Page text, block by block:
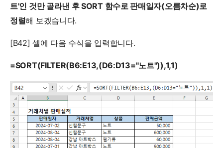
트'인 것만 골라낸 후 SORT 함수로 판매일자(오름차순)로
정렬해 보겠습니다.
[B42] 셀에 다음 수식을 입력합니다.
=SORT(FILTER(B6:E13,(D6:D13="노트")),1,1)